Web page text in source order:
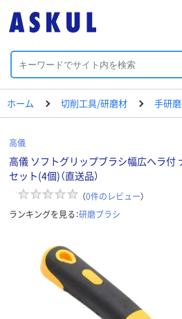
ホーム 切削工具/研磨材 手研磨
高儀
高儀 ソフトグリップブラシ幅広ヘラ付
セット(4個)（直送品）
（0件のレビュー）
ランキングを見る：研磨ブラシ